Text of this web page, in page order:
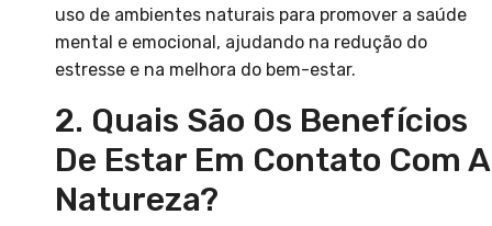
uso de ambientes naturais para promover a saúde
mental e emocional, ajudando na redução do
estresse e na melhora do bem-estar.
2. Quais São Os Benefícios
De Estar Em Contato Com A
Natureza?